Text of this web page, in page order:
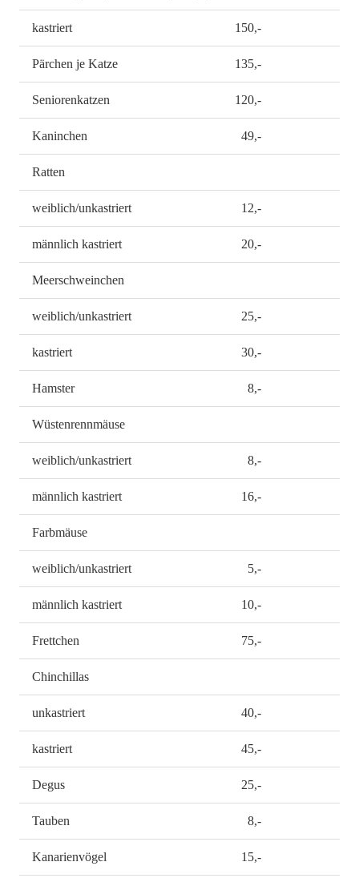
kastriert 150,-
Pärchen je Katze 135,-
Seniorenkatzen 120,-
Kaninchen 49,-
Ratten
weiblich/unkastriert 12,-
männlich kastriert 20,-
Meerschweinchen
weiblich/unkastriert 25,-
kastriert 30,-
Hamster 8,-
Wüstenrennmäuse
weiblich/unkastriert 8,-
männlich kastriert 16,-
Farbmäuse
weiblich/unkastriert 5,-
männlich kastriert 10,-
Frettchen 75,-
Chinchillas
unkastriert 40,-
kastriert 45,-
Degus 25,-
Tauben 8,-
Kanarienvögel 15,-